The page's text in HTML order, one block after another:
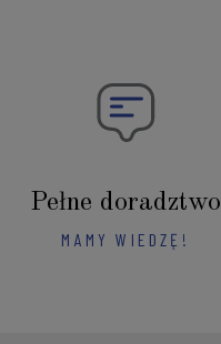
Pełne doradztwo
MAMY WIEDZĘ!